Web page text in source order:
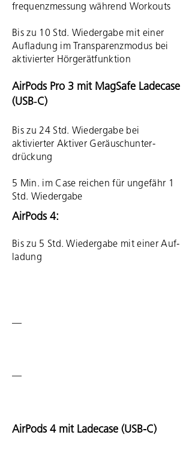
frequenzmessung während Work­outs
Bis zu 10 Std. Wiedergabe mit einer
Aufladung im Transparenzmodus bei
aktivierter Hörgerätfunktion
AirPods Pro 3 mit MagSafe Ladecase
(USB‑C)
Bis zu 24 Std. Wieder­gabe bei
aktivierter Aktiver Geräusch­unter­
drückung
5 Min. im Case reichen für ungefähr 1
Std. Wieder­gabe
AirPods 4:
Bis zu 5 Std. Wieder­gabe mit einer Auf­
la­dung
—
—
AirPods 4 mit Ladecase (USB-C)